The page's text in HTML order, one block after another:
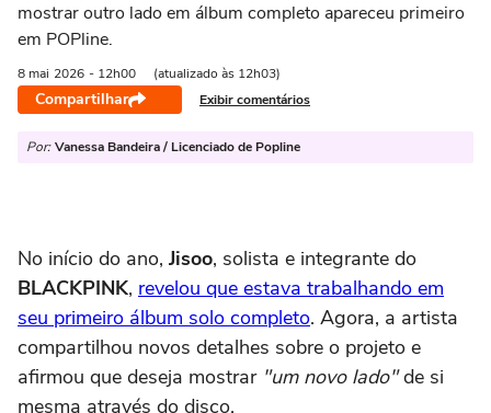
mostrar outro lado em álbum completo apareceu primeiro
em POPline.
8 mai 2026 - 12h00 (atualizado às 12h03)
Compartilhar Exibir comentários
Por: Vanessa Bandeira / Licenciado de Popline
No início do ano, Jisoo, solista e integrante do
BLACKPINK, revelou que estava trabalhando em
seu primeiro álbum solo completo. Agora, a artista
compartilhou novos detalhes sobre o projeto e
afirmou que deseja mostrar "um novo lado"de si
mesma através do disco.